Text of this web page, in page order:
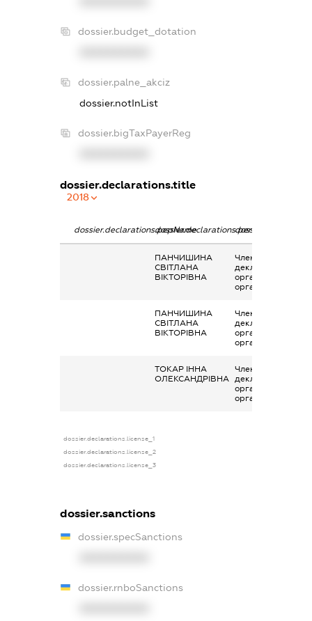
dossier.budget_dotation
dossier.palne_akciz
dossier.notInList
dossier.bigTaxPayerReg
dossier.declarations.title
2018
dossier.declarations.pepNamedossier.declarations.personName
ПАНЧИШИНА
СВІТЛАНА
ВІКТОРІВНА
Членство суб’єкта
декларування в
організаціях та їх
органах
ПАНЧИШИНА
СВІТЛАНА
ВІКТОРІВНА
Членство суб’єкта
декларування в
організаціях та їх
органах
ТОКАР ІННА
ОЛЕКСАНДРІВНА
Членство суб’єкта
декларування в
організаціях та їх
органах
dossier.declarations.license_1
dossier.declarations.license_2
dossier.declarations.license_3
dossier.sanctions
dossier.specSanctions
dossier.rnboSanctions